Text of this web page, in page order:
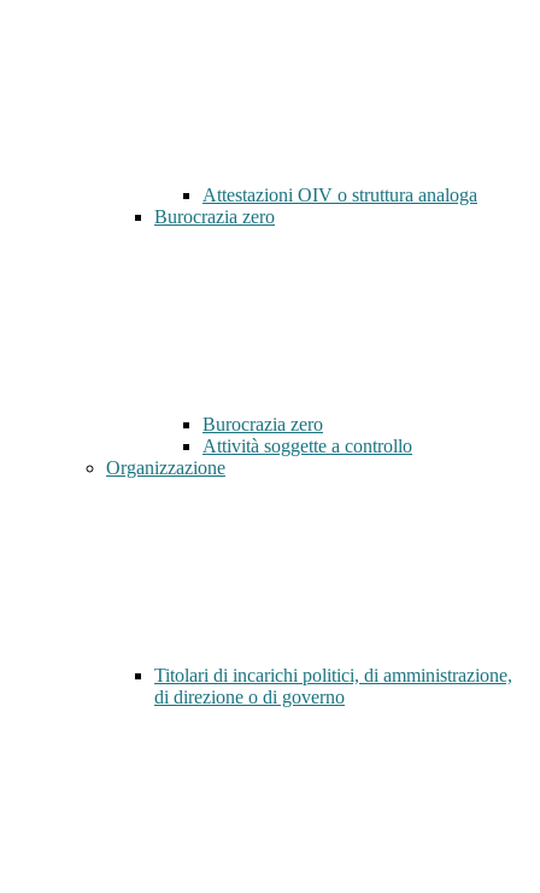
Attestazioni OIV o struttura analoga
Burocrazia zero
Burocrazia zero
Attività soggette a controllo
Organizzazione
Titolari di incarichi politici, di amministrazione,
di direzione o di governo